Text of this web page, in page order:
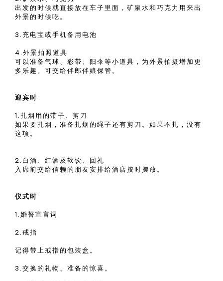
出发的时候就直接放在车子里面，矿泉水和巧克力用来出
外景的时候吃。
3.充电宝或手机备用电池
4.外景拍照道具
可以准备气球、彩带、阳伞等小道具，为外景拍摄增加更
多乐趣。可交给伴郎伴娘保管。
迎宾时
1.扎烟用的带子、剪刀
如果要扎烟，准备扎烟的绳子还有剪刀。如果不扎，没有
这项。
2.白酒、红酒及软饮、回礼
入席前交给信赖的朋友安排给酒店按时摆放。
仪式时
1.婚誓宣言词
2.戒指
记得带上戒指的包装盒。
3.交换的礼物、准备的惊喜。